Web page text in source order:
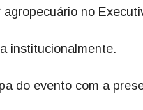
no
institucionalmente.
do evento com a